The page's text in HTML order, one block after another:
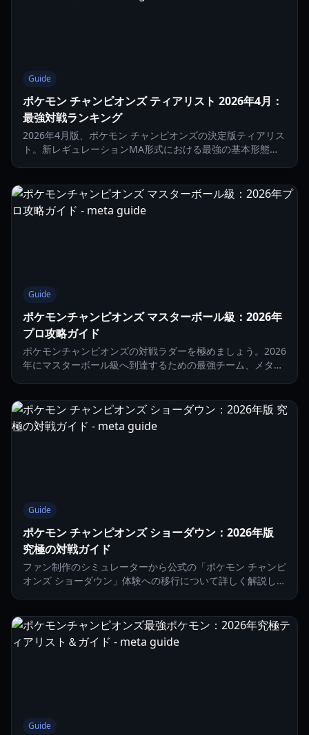
Guide
ポケモン チャンピオンズ ティアリスト 2026年4月：
最強対戦ランキング
2026年4月版、ポケモン チャンピオンズの決定版ティアリス
ト。新レギュレーションMA形式における最強の基本形態と
Guide
ポケモンチャンピオンズ マスターボール級：2026年
プロ攻略ガイド
ポケモンチャンピオンズの対戦ラダーを極めましょう。2026
年にマスターボール級へ到達するための最強チーム、メタの
Guide
ポケモン チャンピオンズ ショーダウン：2026年版
究極の対戦ガイド
ファン制作のシミュレーターから公式の「ポケモン チャンピ
オンズ ショーダウン」体験への移行について詳しく解説しま
Guide